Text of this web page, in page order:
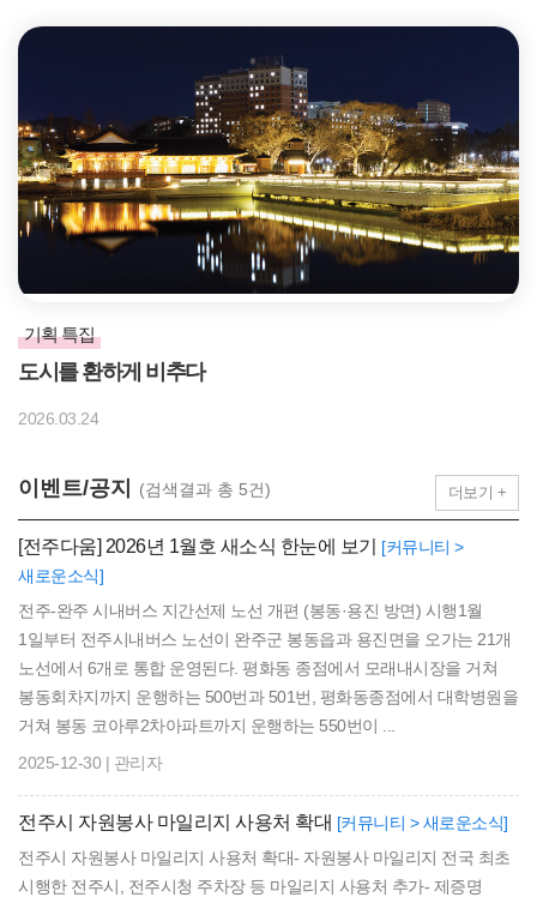
기획 특집
도시를 환하게 비추다
2026.03.24
이벤트/공지 (검색결과 총 5건) 더보기 +
[전주다움] 2026년 1월호 새소식 한눈에 보기 [커뮤니티 >
새로운소식]
전주-완주 시내버스 지간선제 노선 개편 (봉동·용진 방면) 시행1월
1일부터 전주시내버스 노선이 완주군 봉동읍과 용진면을 오가는 21개
노선에서 6개로 통합 운영된다. 평화동 종점에서 모래내시장을 거쳐
봉동회차지까지 운행하는 500번과 501번, 평화동종점에서 대학병원을
거쳐 봉동 코아루2차아파트까지 운행하는 550번이 ...
2025-12-30 | 관리자
전주시 자원봉사 마일리지 사용처 확대 [커뮤니티 > 새로운소식]
전주시 자원봉사 마일리지 사용처 확대- 자원봉사 마일리지 전국 최초
시행한 전주시, 전주시청 주차장 등 마일리지 사용처 추가- 제증명